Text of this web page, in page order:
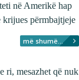
në Amerikë hap
krijues përmbajtjeje
më shumë...
ri, mesazhet që nuk